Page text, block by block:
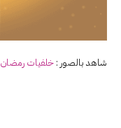
شاهد بالصور : خلفيات رمضان